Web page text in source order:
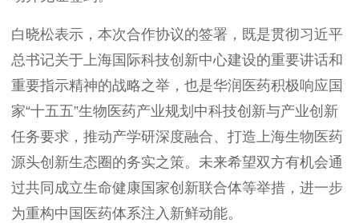
白晓松表示，本次合作协议的签署，既是贯彻习近平
总书记关于上海国际科技创新中心建设的重要讲话和
重要指示精神的战略之举，也是华润医药积极响应国
家“十五五”生物医药产业规划中科技创新与产业创新
任务要求，推动产学研深度融合、打造上海生物医药
源头创新生态圈的务实之策。未来希望双方有机会通
过共同成立生命健康国家创新联合体等举措，进一步
为重构中国医药体系注入新鲜动能。